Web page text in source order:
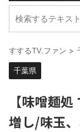
すするTV.ファン >
千葉県
【味噌麺
増し/味玉